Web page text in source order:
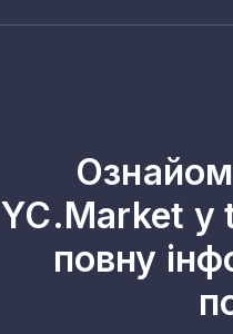
YC.Market у
повну